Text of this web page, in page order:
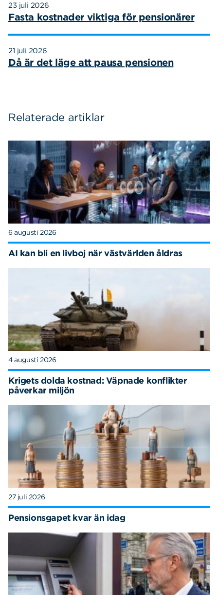
23 juli 2026
Fasta kostnader viktiga för pensionärer
21 juli 2026
Då är det läge att pausa pensionen
Relaterade artiklar
6 augusti 2026
AI kan bli en livboj när västvärlden åldras
4 augusti 2026
Krigets dolda kostnad: Väpnade konflikter
påverkar miljön
27 juli 2026
Pensionsgapet kvar än idag